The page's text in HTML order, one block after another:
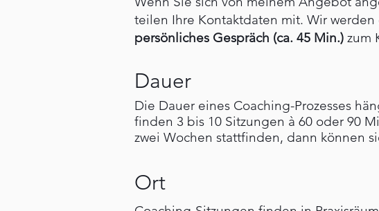
teilen Ihre Kontaktdaten mit. Wir
persönliches Gespräch (ca. 45 Min.)zum
Dauer
Die Dauer eines Coaching-Prozesses
finden 3 bis 10 Sitzungen à 60 oder 90
zwei Wochen stattfinden, dann können
Ort